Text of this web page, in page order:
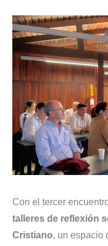
Con el tercer
talleres de reflexión
Cristiano, un espacio